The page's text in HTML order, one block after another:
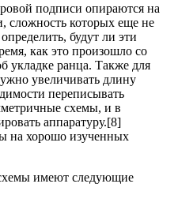
подписи опираются на
сложность которых еще не
будут ли эти
как это произошло со
укладке ранца. Также для
увеличивать длину
переписывать
схемы, и в
аппаратуру.[8]
на хорошо изученных
имеют следующие